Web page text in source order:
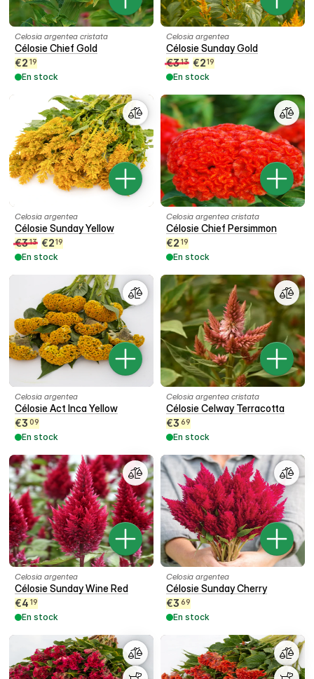
Celosia argentea cristata
Célosie Chief Gold
€2 19
En stock
Celosia argentea
Célosie Sunday Gold
€313 €219
En stock
Celosia argentea
Célosie Sunday Yellow
€313 €219
En stock
Celosia argentea cristata
Célosie Chief Persimmon
€2 19
En stock
Celosia argentea
Célosie Act Inca Yellow
€3 09
En stock
Celosia argentea cristata
Célosie Celway Terracotta
€3 69
En stock
Celosia argentea
Célosie Sunday Wine Red
€4 19
En stock
Celosia argentea
Célosie Sunday Cherry
€3 69
En stock